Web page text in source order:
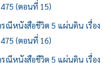
(ตอนที่ 15)
ณีหนังสือชีวิต 5 แผ่นดิน เรื่อง
(ตอนที่ 16)
ณีหนังสือชีวิต 5 แผ่นดิน เรื่อง